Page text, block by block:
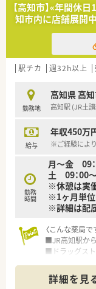
【高知市】«年間休
知市内に店舗展開
駅チカ 週32h以上
勤務地
高知県 高
高知駅 (JR土
給与
年収450万
※ご経験によ
勤務
時間
月～金 09
土 09：00
※休憩は実
※1ヶ月単
※詳細は配
〈こんな薬局で
■JR高知駅か
■ドラッグスト
■薬剤師1名体
詳細を見